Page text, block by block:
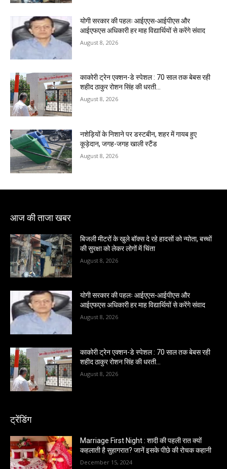
योगी सरकार की पहलः आईएएस-आईपीएस और
आईएफएस अधिकारी हर माह विद्यार्थियों से करेंगे संवाद
August 8, 2026
काकोरी ट्रेन एक्शन-डे स्पेशल : 70 साल तक बेबस रही
शहीद ठाकुर रोशन सिंह की धरती…
August 8, 2026
नशेड़ियों के निशाने पर डस्टबीन, शहर में गायब हुए
कूड़ेदान, जगह-जगह खाली स्टैंड
August 8, 2026
आज की ताजा खबर
बिजली मीटरों के खुले बॉक्स दे रहे हादसों को न्योता, बच्चों
की सुरक्षा को लेकर लोगों में चिंता
August 8, 2026
योगी सरकार की पहलः आईएएस-आईपीएस और
आईएफएस अधिकारी हर माह विद्यार्थियों से करेंगे संवाद
August 8, 2026
काकोरी ट्रेन एक्शन-डे स्पेशल : 70 साल तक बेबस रही
शहीद ठाकुर रोशन सिंह की धरती…
August 8, 2026
ट्रेंडिंग
Marriage First Night : शादी की पहली रात क्यों
कहलाती है सुहागरात? जानें इसके पीछे की रोचक कहानी
December 15, 2024